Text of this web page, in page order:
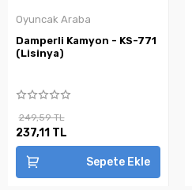
Oyuncak Araba
Damperli Kamyon - KS-771
(Lisinya)
249,59 TL
237,11 TL
Sepete Ekle